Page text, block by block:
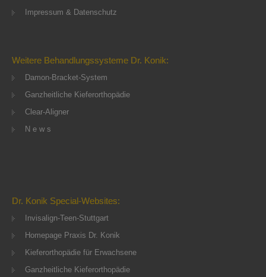
Impressum & Datenschutz
Weitere Behandlungssysteme Dr. Konik:
Damon-Bracket-System
Ganzheitliche Kieferorthopädie
Clear-Aligner
N e w s
Dr. Konik Special-Websites:
Invisalign-Teen-Stuttgart
Homepage Praxis Dr. Konik
Kieferorthopädie für Erwachsene
Ganzheitliche Kieferorthopädie